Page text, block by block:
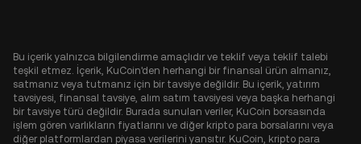
Bu içerik yalnızca bilgilendirme amaçlıdır ve teklif veya teklif talebi
teşkil etmez. İçerik, KuCoin'den herhangi bir finansal ürün almanız,
satmanız veya tutmanız için bir tavsiye değildir. Bu içerik, yatırım
tavsiyesi, finansal tavsiye, alım satım tavsiyesi veya başka herhangi
bir tavsiye türü değildir. Burada sunulan veriler, KuCoin borsasında
işlem gören varlıkların fiyatlarını ve diğer kripto para borsalarını veya
diğer platformlardan piyasa verilerini yansıtır. KuCoin, kripto para